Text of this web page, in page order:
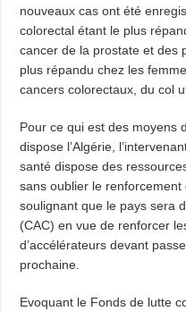
nouveaux cas ont été
colorectal étant le plus
cancer de la prostate et des
plus répandu chez les
cancers colorectaux, du col
Pour ce qui est des moyens
dispose l’Algérie,
santé dispose des
sans oublier le
soulignant que le pays sera
(CAC) en vue de renforcer
d’accélérateurs devant
prochaine.
Evoquant le Fonds de lutte